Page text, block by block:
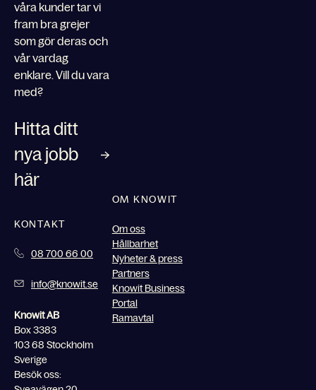
våra kunder tar vi
fram bra grejer
som gör deras och
vår vardag
enklare. Vill du vara
med?
Hitta ditt
nya jobb
här
KONTAKT
08 700 66 00
info@knowit.se
Knowit AB
Box 3383
103 68 Stockholm
Sverige
Besök oss:
OM KNOWIT
Om oss
Hållbarhet
Nyheter & press
Partners
Knowit Business
Portal
Ramavtal